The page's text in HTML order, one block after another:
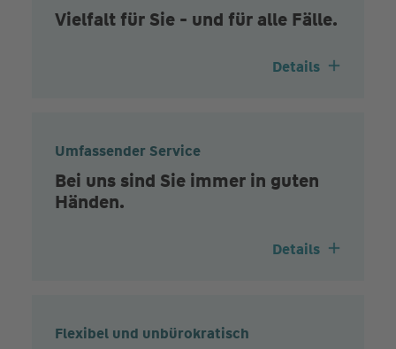
Vielfalt für Sie - und für alle Fälle.
Details
Umfassender Service
Bei uns sind Sie immer in guten
Händen.
Details
Flexibel und unbürokratisch